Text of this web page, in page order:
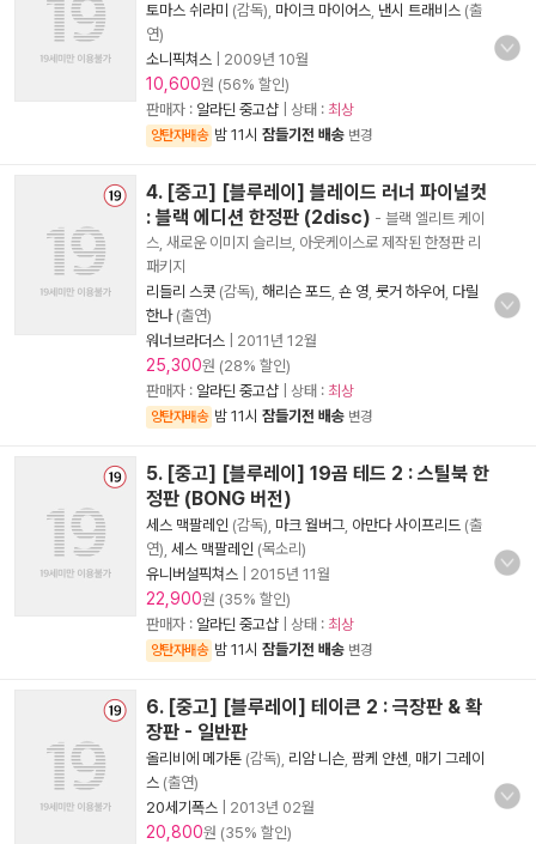
토마스 쉬라미 (감독), 마이크 마이어스 낸시 트래비스 (출
연)
소니픽쳐스
2009년 10월
10,600원 (56% 할인)
판매자 : 알라딘 중고샵 | 상태 : 최상
양탄자배송 밤 11시 잠들기전 배송 변경
4. [중고] [블루레이] 블레이드 러너 파이널컷
: 블랙 에디션 한정판 (2disc) - 블랙 엘리트 케이
스, 새로운 이미지 슬리브, 아웃케이스로 제작된 한정판 리
패키지
리들리 스콧 (감독), 해리슨 포드 숀 영 룻거 하우어 다릴
한나(출연)
워너브라더스
2011년 12월
25,300원 (28% 할인)
판매자 : 알라딘 중고샵 | 상태 : 최상
양탄자배송 밤 11시 잠들기전 배송 변경
5. [중고] [블루레이] 19곰 테드 2 : 스틸북 한
정판 (BONG 버전)
세스 맥팔레인 (감독), 마크 월버그 아만다 사이프리드 (출
연), 세스 맥팔레인 (목소리)
유니버설픽쳐스
2015년 11월
22,900원 (35% 할인)
판매자 : 알라딘 중고샵 | 상태 : 최상
양탄자배송 밤 11시 잠들기전 배송 변경
6. [중고] [블루레이] 테이큰 2 : 극장판 & 확
장판 - 일반판
올리비에 메가톤 (감독), 리암 니슨 팜케 얀센 매기 그레이
스 (출연)
20세기폭스
2013년 02월
20,800원 (35% 할인)